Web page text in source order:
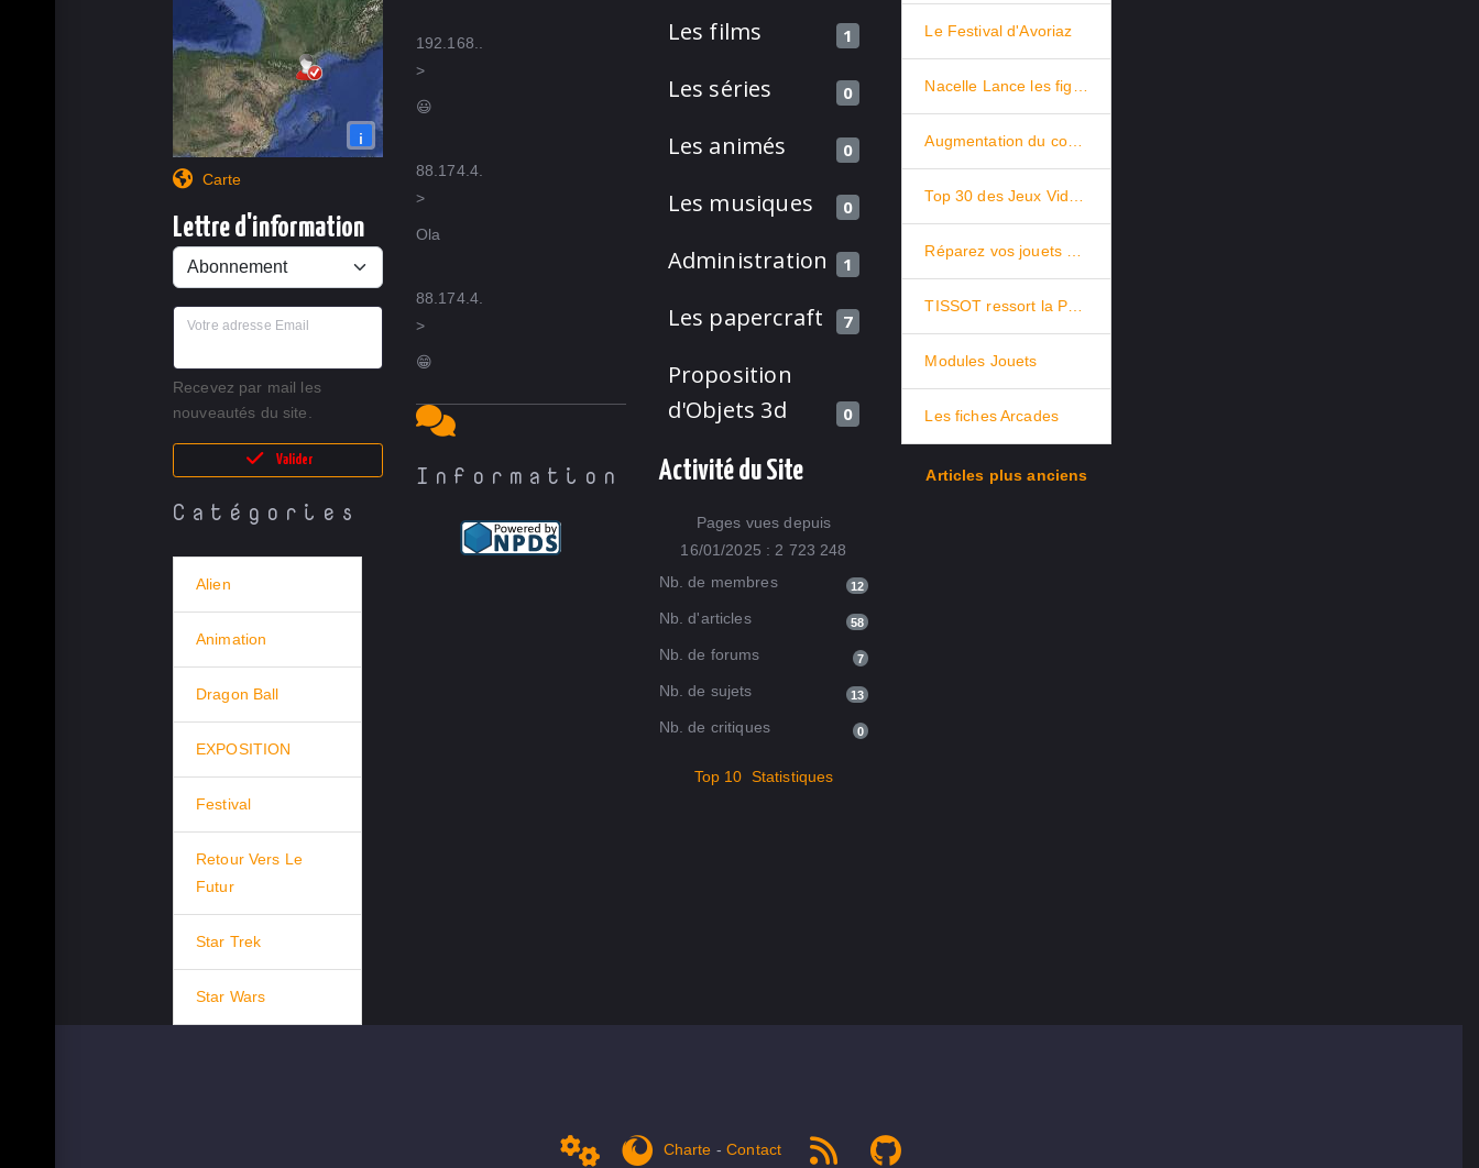
i
Carte
192.168..
>
😃
88.174.4.
>
Ola
88.174.4.
>
😁
Le Festival d'Avoriaz
Modules Jouets
Les fiches Arcades
Articles plus anciens
Les films
1
Les séries 0
Les animés 0
Les musiques 0
Administration 1
Les papercraft 7
Proposition
d'Objets 3d
0
Lettre d'information
Votre adresse Email
Recevez par mail les
nouveautés du site.
Valider Activité du Site
Pages vues depuis
16/01/2025 : 2 723 248
Nb. de membres
12
Nb. d'articles 58
Nb. de forums 7
Nb. de sujets 13
Nb. de critiques 0
Top 10 Statistiques
Information
Catégories
Alien
Animation
Dragon Ball
EXPOSITION
Festival
Retour Vers Le
Futur
Star Trek
Star Wars
Charte -Contact